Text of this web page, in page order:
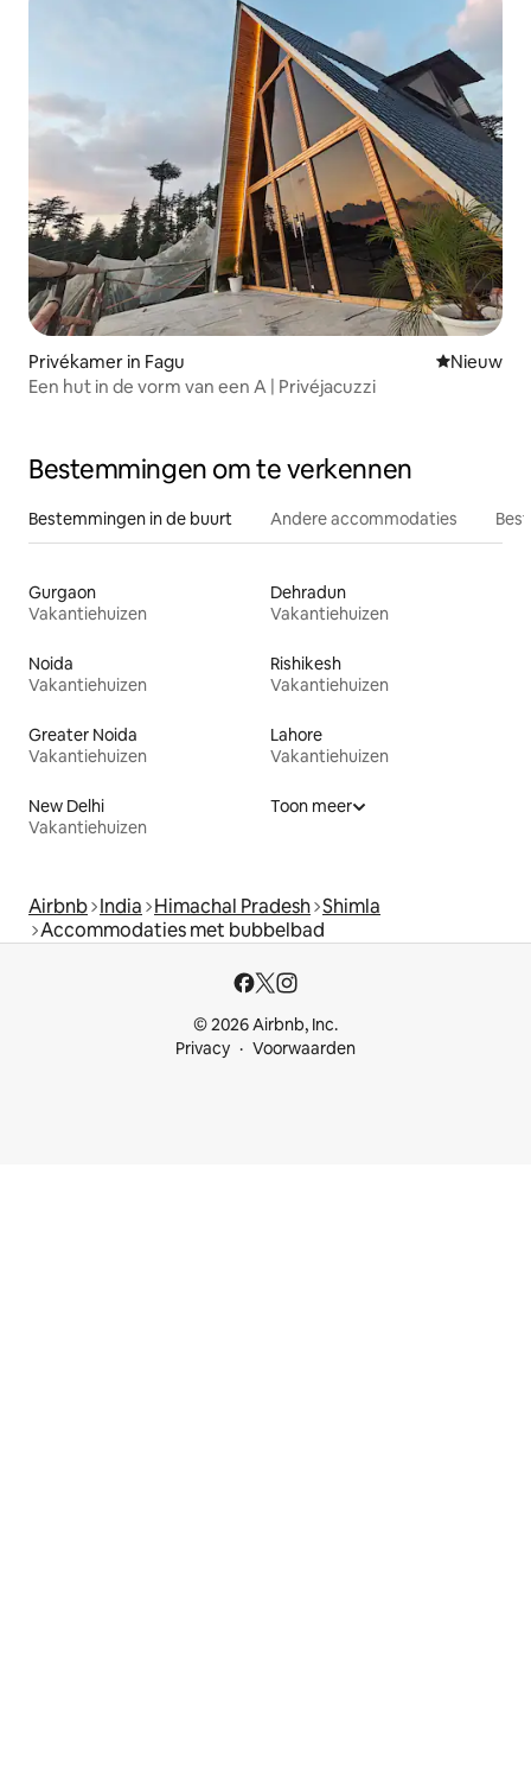
Privékamer in Fagu Nieuwe
Nieuw
Een hut in de vorm van een A | Privéjacuzzi
Bestemmingen om te verkennen
Bestemmingen in de buurt Andere accommodaties
Gurgaon
Vakantiehuizen
Dehradun
Vakantiehuizen
Noida
Vakantiehuizen
Rishikesh
Vakantiehuizen
Greater Noida
Vakantiehuizen
Lahore
Vakantiehuizen
New Delhi
Vakantiehuizen
Toon meer
Airbnb India Himachal Pradesh Shimla
Accommodaties met bubbelbad
© 2026 Airbnb, Inc.
Privacy
Voorwaarden